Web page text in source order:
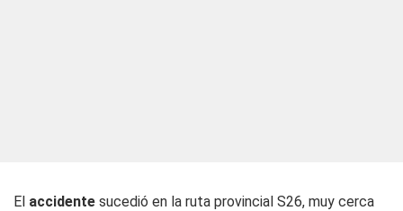
El accidente sucedió en la ruta provincial S26, muy cerca